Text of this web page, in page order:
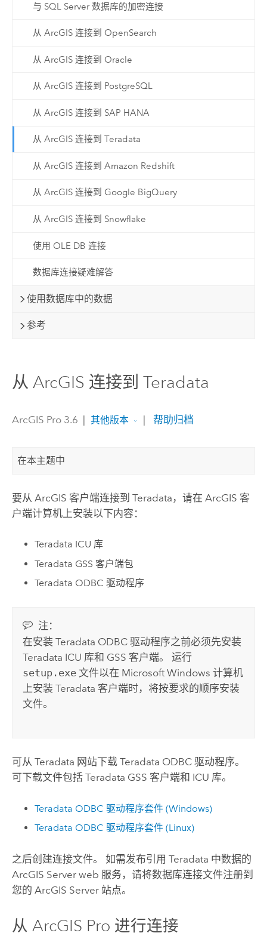
与 SQL Server 数据库的加密连接
从 ArcGIS 连接到 OpenSearch
从 ArcGIS 连接到 Oracle
从 ArcGIS 连接到 PostgreSQL
从 ArcGIS 连接到 SAP HANA
从 ArcGIS 连接到 Teradata
从 ArcGIS 连接到 Amazon Redshift
从 ArcGIS 连接到 Google BigQuery
从 ArcGIS 连接到 Snowflake
使用 OLE DB 连接
数据库连接疑难解答
使用数据库中的数据
参考
从 ArcGIS 连接到 Teradata
ArcGIS Pro 3.6 其他版本 帮助归档
在本主题中
要从 ArcGIS 客户端连接到 Teradata ，请在 ArcGIS 客
户端计算机上安装以下内容：
Teradata ICU 库
Teradata GSS 客户端包
Teradata ODBC 驱动程序
注：
在安装Teradata ODBC 驱动程序之前必须先安装
Teradata ICU 库和 GSS 客户端。 运行
setup.exe 文件以在 Microsoft Windows 计算机
上安装Teradata 客户端时，将按要求的顺序安装
文件。
可从 Teradata 网站下载 Teradata ODBC 驱动程序。
可下载文件包括 Teradata GSS 客户端和 ICU 库。
Teradata ODBC 驱动程序套件 (Windows)
Teradata ODBC 驱动程序套件 (Linux)
之后创建连接文件。 如需发布引用 Teradata 中数据的
ArcGIS Serverweb 服务，请将数据库连接文件注册到
您的 ArcGIS Server站点。
从 ArcGIS Pro 进行连接